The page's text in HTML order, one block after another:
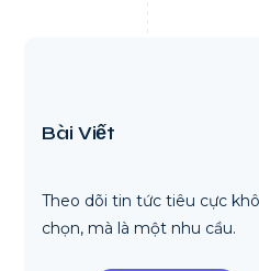
Bài Viết
Theo dõi tin tức tiêu cực
chọn, mà là một nhu cầu.